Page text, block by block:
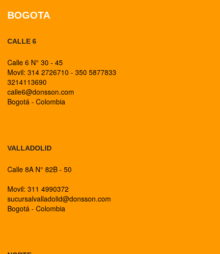
BOGOTA
CALLE 6
Calle 6 N° 30 - 45
Movil: 314 2726710 - 350 5877833
3214113690
calle6@donsson.com
Bogotá - Colombia
VALLADOLID
Calle 8A N° 82B - 50
Movil: 311 4990372
sucursalvalladolid@donsson.com
Bogotá - Colombia